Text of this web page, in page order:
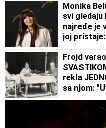
Monika
svi gledaju
najređe je
joj
stilu
Frojd
rekla
sa njom:
ODNOSE,
SMRTI